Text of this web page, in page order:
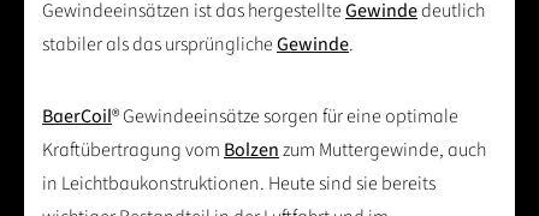
Gewindeeinsätzen ist das hergestellteGewindedeutlich
stabiler als das ursprünglicheGewinde.
BaerCoil® Gewindeeinsätze sorgen für eine optimale
Kraftübertragung vom Bolzenzum Muttergewinde, auch
in Leichtbaukonstruktionen. Heute sind sie bereits